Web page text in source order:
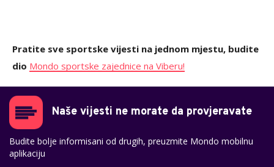
Pratite sve sportske vijesti na jednom mjestu, budite
dio Mondo sportske zajednice na Viberu!
Naše vijesti ne morate da provjeravate
Budite bolje informisani od drugih, preuzmite Mondo mobilnu
aplikaciju